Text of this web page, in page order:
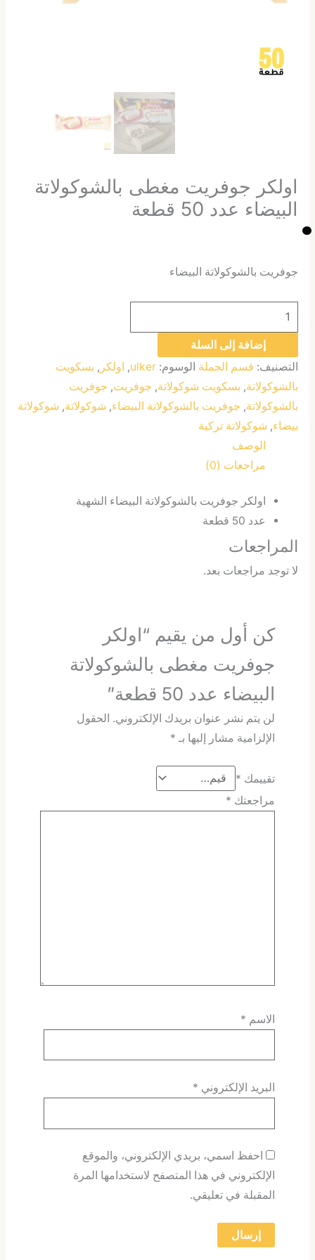
اولكر جوفريت مغطى بالشوكولاتة
البيضاء عدد 50 قطعة
جوفريت بالشوكولاتة البيضاء
إضافة إلى السلة
التصنيف: قسم الجملة الوسوم: ulker
, اولكر , بسكويت
بالشوكولاتة, بسكويت شوكولاتة, جوفريت, جوفريت
بالشوكولاتة, جوفريت بالشوكولاتة البيضاء, شوكولاتة, شوكولاتة
بيضاء, شوكولاتة تركية
الوصف
مراجعات (0)
اولكر جوفريت بالشوكولاتة البيضاء الشهية
عدد 50 قطعة
المراجعات
لا توجد مراجعات بعد.
كن أول من يقيم “اولكر
جوفريت مغطى بالشوكولاتة
البيضاء عدد 50 قطعة”
لن يتم نشر عنوان بريدك الإلكتروني. الحقول
الإلزامية مشار إليها بـ *
تقييمك *
مراجعتك *
الاسم *
البريد الإلكتروني *
احفظ اسمي، بريدي الإلكتروني، والموقع
الإلكتروني في هذا المتصفح لاستخدامها المرة
المقبلة في تعليقي.